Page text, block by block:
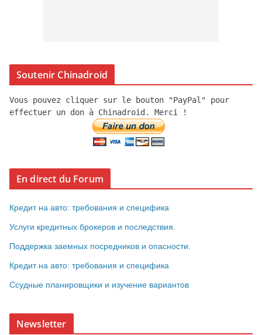
Soutenir Chinadroid
Vous pouvez cliquer sur le bouton "PayPal" pour
effectuer un don à Chinadroid. Merci !
En direct du Forum
Кредит на авто: требования и специфика
Услуги кредитных брокеров и последствия.
Поддержка заемных посредников и опасности.
Кредит на авто: требования и специфика
Ссудные планировщики и изучение вариантов
Newsletter